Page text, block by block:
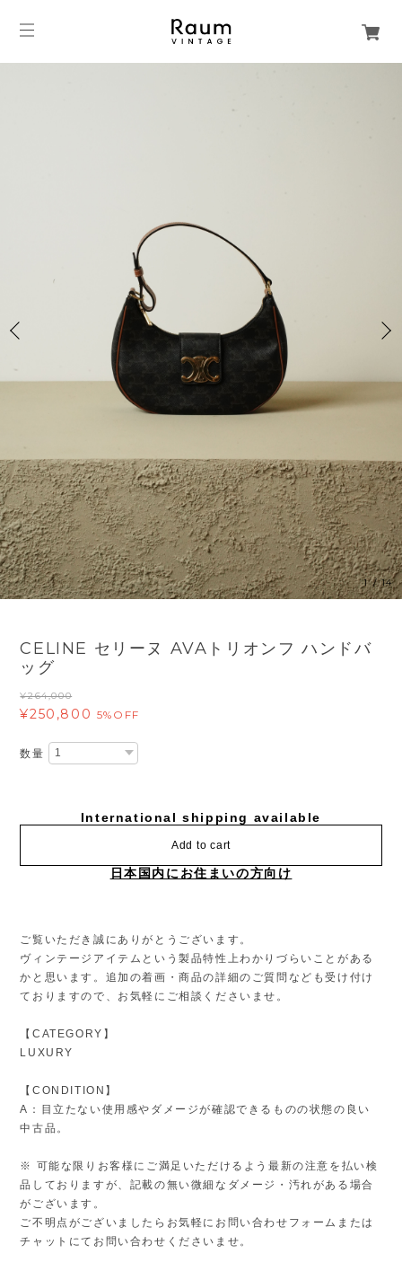
1/14
CELINE セリーヌ AVAトリオンフ ハンドバ
ッグ
¥264,000
¥250,800 5%OFF
数量
International shipping available
Add to cart
日本国内にお住まいの方向け
ご覧いただき誠にありがとうございます。
ヴィンテージアイテムという製品特性上わかりづらいことがある
かと思います。追加の着画・商品の詳細のご質問なども受け付け
ておりますので、お気軽にご相談くださいませ。
【CATEGORY】
LUXURY
【CONDITION】
A：目立たない使用感やダメージが確認できるものの状態の良い
中古品。
※ 可能な限りお客様にご満足いただけるよう最新の注意を払い検
品しておりますが、記載の無い微細なダメージ・汚れがある場合
がございます。
ご不明点がございましたらお気軽にお問い合わせフォームまたは
チャットにてお問い合わせくださいませ。